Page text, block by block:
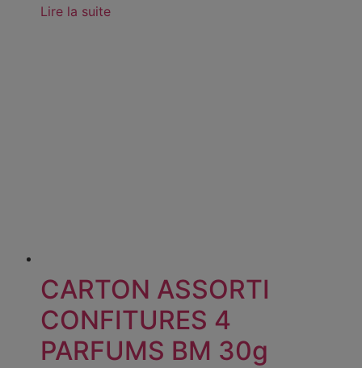
Lire la suite
CARTON ASSORTI
CONFITURES 4
PARFUMS BM 30g